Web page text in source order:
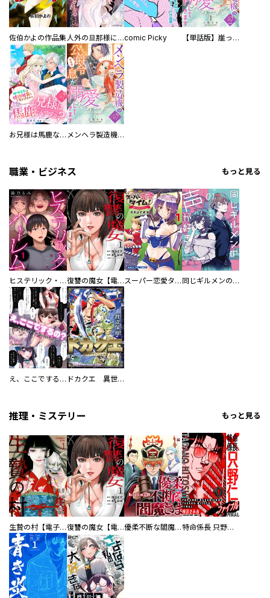
佐伯かよの作品集 人外の旦那様に娶られ毎晩ナカまで愛される…。アンソロジーcomic Picky 【単話版】崖っぷち令嬢ですが、意地と策略で幸せになります！シリーズ
お兄様は馬鹿なんですか？～地味王女は婚約破棄に巻き込まれる～ メンヘラ製造機の公爵令息（過保護）が溺愛してきます
職業・ビジネス もっと見る
ヒステリック・ハーレム～搾られる男と堕ちる女～【電子単行本版】 復讐の魔女【電子単行本版】 スーパー恋愛タイム！～現場でドＳな彼女は自宅でデレる～ 同じギルメンの声が好き
え、ここでするの？ アイドルのファンが知らない日常 ドカクエ 異世界ドカコッククエスト
推理・ミステリー もっと見る
生贄の村【電子単行本版】 復讐の魔女【電子単行本版】 優柔不断な閻魔さま 特命係長 只野仁ファイナル 愛蔵版